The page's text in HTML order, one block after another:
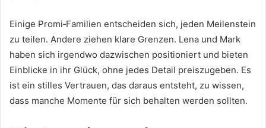
Einige Promi‑Familien entscheiden sich, jeden Meilenstein
zu teilen. Andere ziehen klare Grenzen. Lena und Mark
haben sich irgendwo dazwischen positioniert und bieten
Einblicke in ihr Glück, ohne jedes Detail preiszugeben. Es
ist ein stilles Vertrauen, das daraus entsteht, zu wissen,
dass manche Momente für sich behalten werden sollten.